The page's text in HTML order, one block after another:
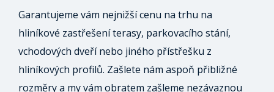
Garantujeme vám nejnižší cenu na trhu na
hliníkové zastřešení terasy, parkovacího stání,
vchodových dveří nebo jiného přístřešku z
hliníkových profilů. Zašlete nám aspoň přibližné
rozměry a my vám obratem zašleme nezávaznou